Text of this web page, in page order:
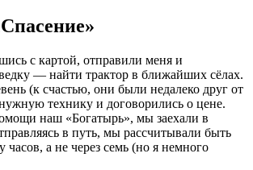
с картой, отправили меня и
— найти трактор в ближайших сёлах.
(к счастью, они были недалеко друг от
технику и договорились о цене.
наш «Богатырь», мы заехали в
в путь, мы рассчитывали быть
часов, а не через семь (но я немного